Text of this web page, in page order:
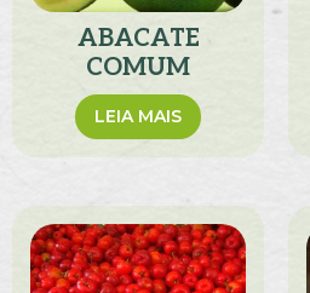
ABACATE
COMUM
LEIA MAIS